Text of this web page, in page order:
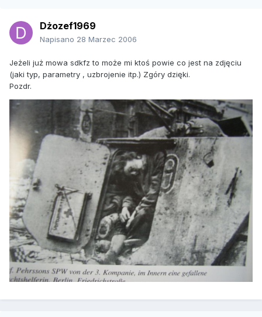
Dżozef1969
Napisano 28 Marzec 2006
Jeżeli już mowa sdkfz to może mi ktoś powie co jest na zdjęciu
(jaki typ, parametry , uzbrojenie itp.) Zgóry dzięki.
Pozdr.